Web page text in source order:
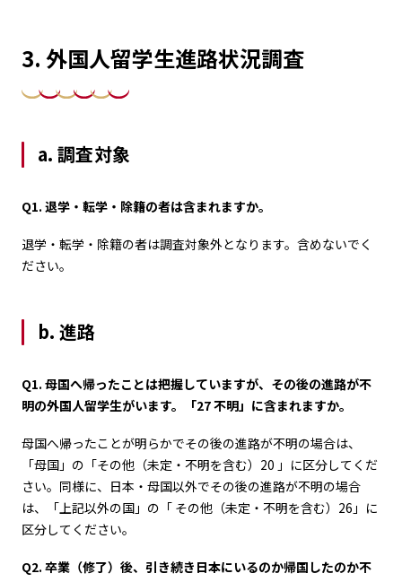
3. 外国人留学生進路状況調査
a. 調査対象
Q1. 退学・転学・除籍の者は含まれますか。
退学・転学・除籍の者は調査対象外となります。含めないでく
ださい。
b. 進路
Q1. 母国へ帰ったことは把握していますが、その後の進路が不
明の外国人留学生がいます。「27 不明」に含まれますか。
母国へ帰ったことが明らかでその後の進路が不明の場合は、
「母国」の「その他（未定・不明を含む）20 」に区分してくだ
さい。同様に、日本・母国以外でその後の進路が不明の場合
は、「上記以外の国」の「 その他（未定・不明を含む）26」に
区分してください。
Q2. 卒業（修了）後、引き続き日本にいるのか帰国したのか不